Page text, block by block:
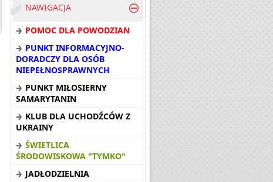
NAWIGACJA
POMOC DLA POWODZIAN
PUNKT INFORMACYJNO-
DORADCZY DLA OSÓB
NIEPEŁNOSPRAWNYCH
PUNKT MIŁOSIERNY
SAMARYTANIN
KLUB DLA UCHODŹCÓW Z
UKRAINY
ŚWIETLICA
ŚRODOWISKOWA "TYMKO"
JADŁODZIELNIA